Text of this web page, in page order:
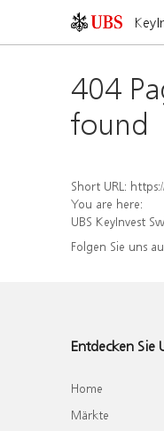
404
found
Short URL: https://
You are here:
UBS KeyInvest
Folgen Sie uns
Entdecken Sie
Home
Märkte